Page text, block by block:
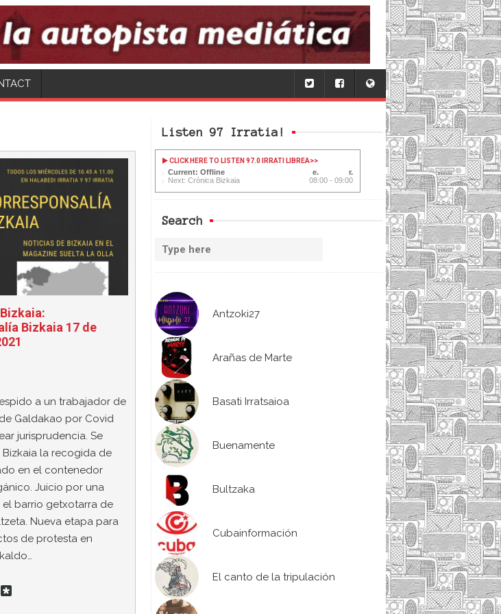
Listen 97 Irratia!
CLICK HERE TO LISTEN 97.0 IRRATI LIBREA>>
Current: Offline
Next: Crónica Bizkaia
08:00 - 09:00
Search
Antzoki27
Arañas de Marte
Basati Irratsaioa
Buenamente
Bultzaka
Cubainformación
El canto de la tripulación
Bizkaia 17 de
a un trabajador de
Galdakao por Covid
jurisprudencia. Se
la recogida de
en el contenedor
Juicio por una
barrio getxotarra de
Nueva etapa para
de protesta en
D